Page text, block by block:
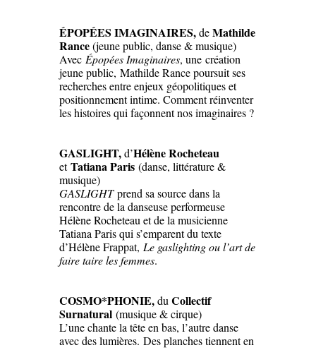
ÉPOPÉES IMAGINAIRES,deMathilde
Rance(jeune public, danse & musique)
Avec Épopées Imaginaires, une création
jeune public, Mathilde Rance poursuit ses
recherches entre enjeux géopolitiques et
positionnement intime. Comment réinventer
les histoires qui façonnent nos imaginaires ?
GASLIGHT,d’Hélène Rocheteau
etTatiana Paris (danse, littérature &
musique)
GASLIGHTprend sa source dans la
rencontre de la danseuse performeuse
Hélène Rocheteau et de la musicienne
Tatiana Paris qui s’emparent du texte
d’Hélène Frappat, Le gaslighting ou l’art de
faire taire les femmes.
COSMO*PHONIE,du Collectif
Surnatural (musique & cirque)
L’une chante la tête en bas, l’autre danse
avec des lumières. Des planches tiennent en